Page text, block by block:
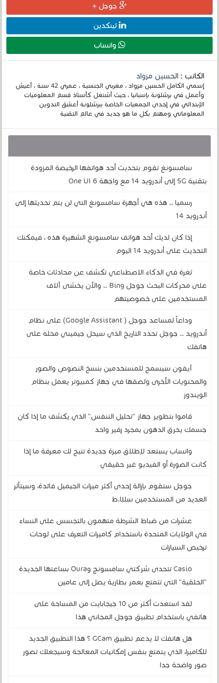
جوجل +
لينكدين
واتساب
الكاتب :الحسين مزواد
إسمي الكامل الحسين مزواد ، مغربي الجنسية ، عمري 42 سنة ، أعيش
وأعمل في برشلونة بإسبانيا ، حيث أشتغل كأستاذ قسم المعلوميات
الإبتدائي في إحدى الجمعيات الخاصة ببرشلونة أعشق التدوين
المعلوماتي ومهتم بكل ما هو جديد في عالم التقنية
سامسونغ تقوم بتحديث أحد هواتفها الرخيصة المزودة
بتقنية 5G إلى أندرويد 14 مع واجهة One UI 6
رسميا .. هذه هي أجهزة سامسونغ التي لن يتم تحديثها إلى
أندرويد 14
إذا كان لديك أحد هواتف سامسونغ الشهيرة هذه ، فيمكنك
التحديث على أندرويد 14 اليوم
ثغرة في الذكاء الاصطناعي تكشف عن محادثات خاصة
على محركات البحث جوجل Bing .. والآن يخشى آلاف
المستخدمين على خصوصيتهم
وداعاً لمساعد جوجل ( Google Assistant) على نظام
أندرويد .. جوجل تحدد التاريخ الذي سيحل جيميني محله على
هاتفك
آيفون سيسمح للمستخدمين بنسخ النصوص والصور
والمحتويات الأخرى ولصقها في جهاز كمبيوتر يعمل بنظام
الويندوز
قاموا بتطوير جهاز "تحليل التنفس" الذي يكشف ما إذا كان
جسمك يحرق الدهون بمجرد زفير واحد
واتساب يستعد لإطلاق ميزة جديدة تتيح لك معرفة ما إذا
كانت الصورة أو الفيديو غير حقيقي
جوجل ستقوم بإزالة إحدى أكثر ميزات الجيميل فائدة، وسيتأثر
العديد من المستخدمين سلبًا.ط
عشرات من ضباط الشرطة متهمون بالتجسس على النساء
في الولايات المتحدة باستخدام كاميرات التعرف على لوحات
ترخيص السيارات
Casio تتحدى شركتي سامسونج وOura بساعتها الجديدة
"الحلقية" التي تتمتع بعمر بطارية يصل إلى عامين
لقد استعدت أكثر من 10 جيجابايت من المساحة على
هاتفي باستخدام تطبيق جوجل المجاني هذا
هل هاتفك لا يدعم تطبيق GCam ؟ هذا التطبيق الجديد
للكاميرا، الذي يتمتع بنفس إمكانيات المعالجة وسيجعلك تصور
صور واضحة جدا